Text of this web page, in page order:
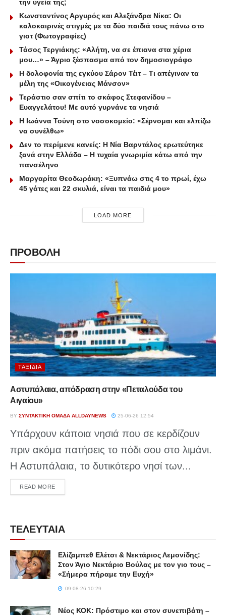
την υγεία της;
Κωνσταντίνος Αργυρός και Αλεξάνδρα Νίκα: Οι
καλοκαιρινές στιγμές με τα δύο παιδιά τους πάνω στο
γιοτ (Φωτογραφίες)
Τάσος Τεργιάκης: «Αλήτη, να σε έπιανα στα χέρια
μου…» – Άγριο ξέσπασμα από τον δημοσιογράφο
Η δολοφονία της εγκύου Σάρον Τέιτ – Τι απέγιναν τα
μέλη της «Οικογένειας Μάνσον»
Τεράστιο σαν σπίτι το σκάφος Στεφανίδου –
Ευαγγελάτου! Με αυτό γυρνάνε τα νησιά
Η Ιωάννα Τούνη στο νοσοκομείο: «Σέρνομαι και ελπίζω
να συνέλθω»
Δεν το περίμενε κανείς: Η Νία Βαρντάλος ερωτεύτηκε
ξανά στην Ελλάδα – Η τυχαία γνωριμία κάτω από την
πανσέληνο
Μαργαρίτα Θεοδωράκη: «Ξυπνάω στις 4 το πρωί, έχω
45 γάτες και 22 σκυλιά, είναι τα παιδιά μου»
LOAD MORE
ΠΡΟΒΟΛΗ
ΤΑΞΊΔΙΑ
Αστυπάλαια, απόδραση στην «Πεταλούδα του
Αιγαίου»
BY ΣΥΝΤΑΚΤΙΚΉ ΟΜΆΔΑ ALLDAYNEWS 25-06-26 12:54
Υπάρχουν κάποια νησιά που σε κερδίζουν
πριν ακόμα πατήσεις το πόδι σου στο λιμάνι.
Η Αστυπάλαια, το δυτικότερο νησί των...
READ MOREDETAILS
ΤΕΛΕΥΤΑΙΑ
Ελίζαμπεθ Ελέτσι & Νεκτάριος Λεμονίδης:
Στον Άγιο Νεκτάριο Βούλας με τον γιο τους –
«Σήμερα πήραμε την Ευχή»
09-08-26 10:29
Νέος ΚΟΚ: Πρόστιμο και στον συνεπιβάτη –